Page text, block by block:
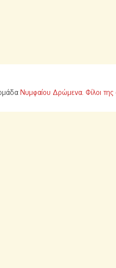
Νυμφαίου Δρώμενα. Φίλοι της